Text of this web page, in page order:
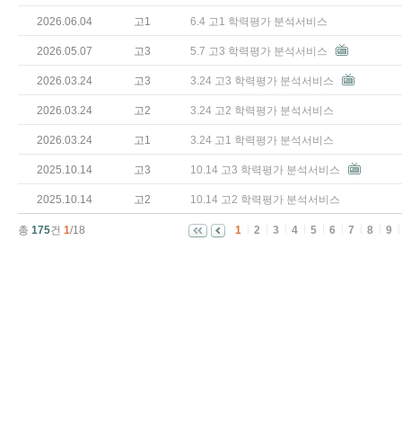
2026.06.04 고1 6.4 고1 학력평가 분석서비스
2026.05.07 고3 5.7 고3 학력평가 분석서비스
2026.03.24 고3 3.24 고3 학력평가 분석서비스
2026.03.24 고2 3.24 고2 학력평가 분석서비스
2026.03.24 고1 3.24 고1 학력평가 분석서비스
2025.10.14 고3 10.14 고3 학력평가 분석서비스
2025.10.14 고2 10.14 고2 학력평가 분석서비스
총 175건 1/18 1 2 3 4 5 6 7 8 9